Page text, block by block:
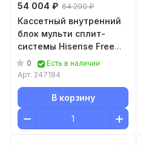
54 004 ₽ 64 290 ₽
Кассетный внутренний
блок мульти сплит-
системы Hisense Free
Match ACT-18UR4RCC8
0
Есть в наличии
Арт. 247184
В корзину